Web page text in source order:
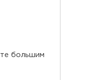
большим